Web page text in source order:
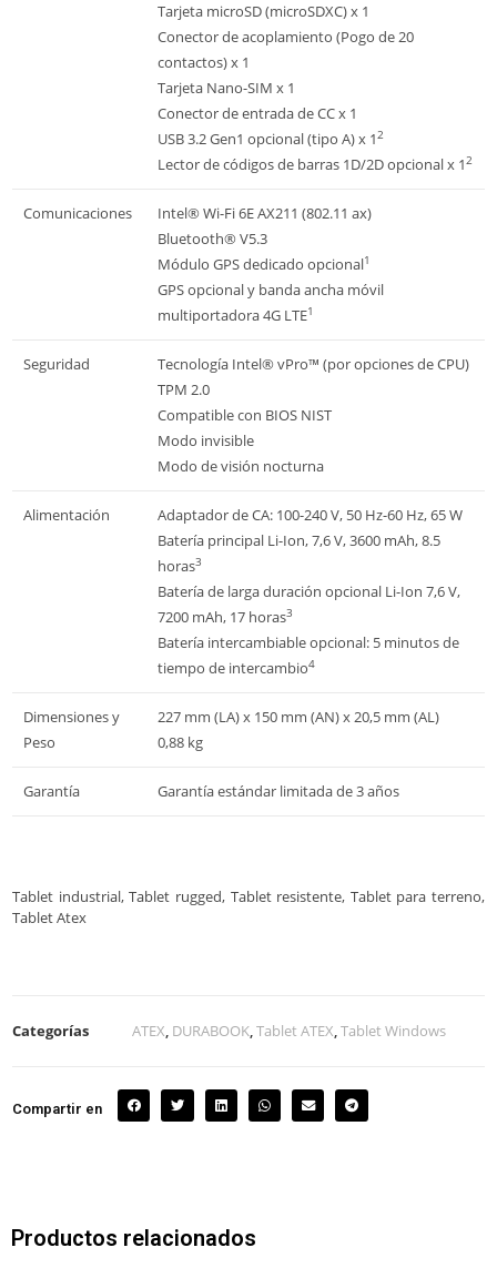
Tarjeta microSD (microSDXC) x 1
Conector de acoplamiento (Pogo de 20
contactos) x 1
Tarjeta Nano-SIM x 1
Conector de entrada de CC x 1
USB 3.2 Gen1 opcional (tipo A) x 12
Lector de códigos de barras 1D/2D opcional x 12
Comunicaciones
Intel® Wi-Fi 6E AX211 (802.11 ax)
Bluetooth® V5.3
Módulo GPS dedicado opcional1
GPS opcional y banda ancha móvil
multiportadora 4G LTE1
Seguridad
Tecnología Intel® vPro™ (por opciones de CPU)
TPM 2.0
Compatible con BIOS NIST
Modo invisible
Modo de visión nocturna
Alimentación
Adaptador de CA: 100-240 V, 50 Hz-60 Hz, 65 W
Batería principal Li-Ion, 7,6 V, 3600 mAh, 8.5
horas3
Batería de larga duración opcional Li-Ion 7,6 V,
7200 mAh, 17 horas3
Batería intercambiable opcional: 5 minutos de
tiempo de intercambio4
Dimensiones y
Peso
227 mm (LA) x 150 mm (AN) x 20,5 mm (AL)
0,88 kg
Garantía Garantía estándar limitada de 3 años
Tablet industrial, Tablet rugged, Tablet resistente, Tablet para terreno,
Tablet Atex
Categorías ATEX, DURABOOK,Tablet ATEX,Tablet Windows
Compartir en
Productos relacionados